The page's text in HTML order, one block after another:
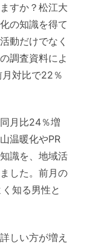
すか？松江大
の知識を得て
動だけでなく
調査資料によ
対比で22％
月比24％増
温暖化やPR
識を、地域活
した。前月の
知る男性と
しい方が増え